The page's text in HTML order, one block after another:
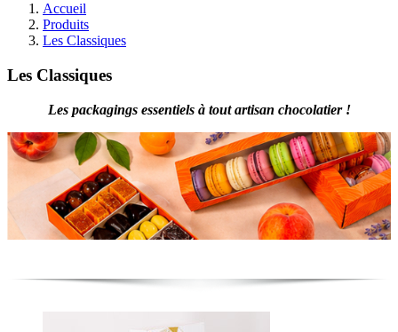
Accueil
Produits
Les Classiques
Les Classiques
Les packagings essentiels à tout artisan chocolatier !